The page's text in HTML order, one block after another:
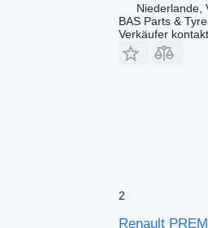
Niederlande,
BAS Parts &
Verkäufer
2
Renault